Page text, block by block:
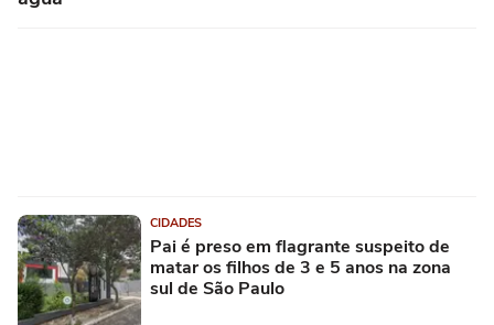
CIDADES
Pai é preso em flagrante suspeito de
matar os filhos de 3 e 5 anos na zona
sul de São Paulo